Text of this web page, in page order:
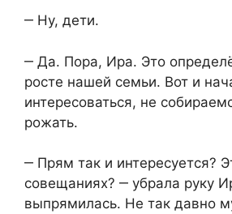
‒ Ну, дети.
‒ Да. Пора, Ира. Это
росте нашей семьи. Вот и
интересоваться, не
рожать.
‒ Прям так и интересуется?
совещаниях? ‒ убрала руку
выпрямилась. Не так давно